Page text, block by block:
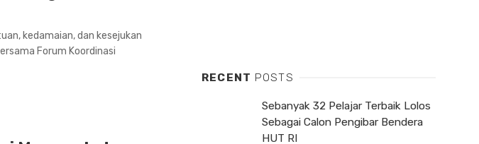
kedamaian, dan kesejukan
Forum Koordinasi
RECENT POSTS
Sebanyak 32 Pelajar Terbaik Lolos
Sebagai Calon Pengibar Bendera
HUT RI